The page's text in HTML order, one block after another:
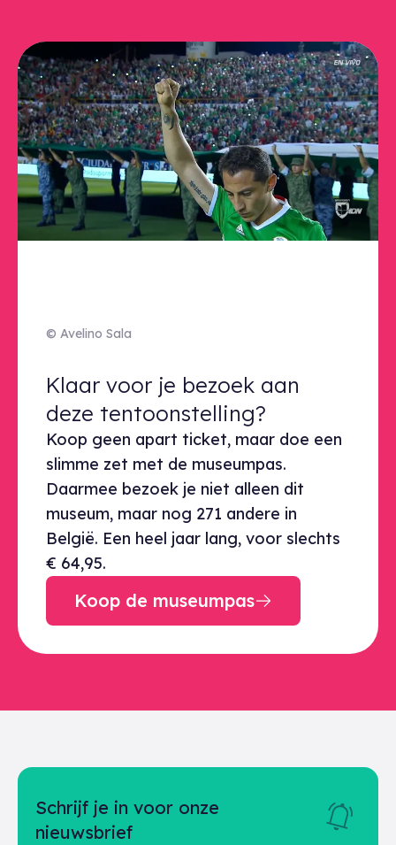
© Avelino Sala
Klaar voor je bezoek aan deze
Klaar voor je bezoek aan
deze tentoonstelling?
Koop geen apart ticket, maar doe een
slimme zet met de museumpas.
Daarmee bezoek je niet alleen dit
museum, maar nog 271 andere in
België. Een heel jaar lang, voor slechts
€ 64,95.
Koop de museumpas
Schrijf je in voor onze
nieuwsbrief